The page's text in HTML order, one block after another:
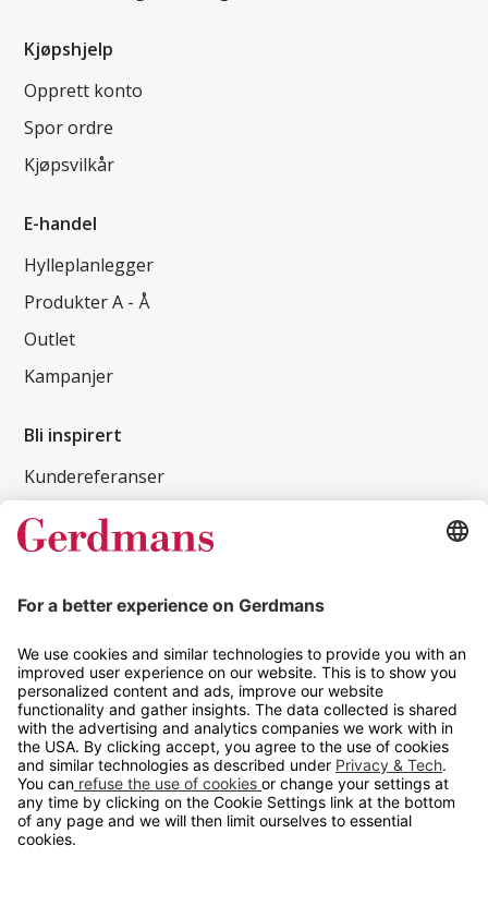
Kjøpshjelp
Opprett konto
Spor ordre
Kjøpsvilkår
E-handel
Hylleplanlegger
Produkter A - Å
Outlet
Kampanjer
Bli inspirert
Kundereferanser
Magasin
Tips og guider
Kontakt
info@gerdmans.no
67 80 56 20
Åpningstid
Hverdager 08:00-16:00